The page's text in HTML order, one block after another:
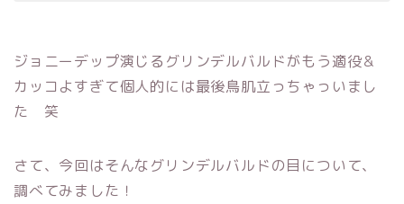
ジョニーデップ演じるグリンデルバルドがもう適役＆
カッコよすぎて個人的には最後鳥肌立っちゃっいまし
た 笑
さて、今回はそんなグリンデルバルドの目について、
調べてみました！